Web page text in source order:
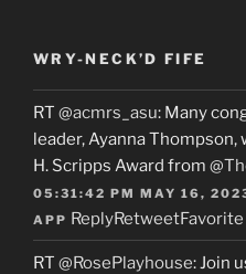
WRY-NECK’D FIFE
RT @acmrs_asu: Many
leader, Ayanna
H. Scripps Award from
05:31:42 PM MAY 16,
APP ReplyRetweetFavorite
RT @RosePlayhouse: Join